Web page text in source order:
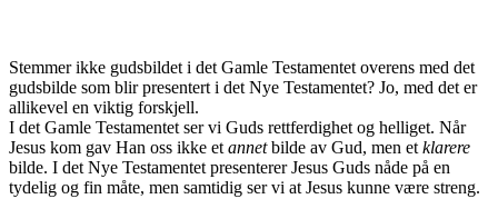
Stemmer ikke gudsbildet i det Gamle Testamentet overens med det
gudsbilde som blir presentert i det Nye Testamentet? Jo, med det er
allikevel en viktig forskjell.
I det Gamle Testamentet ser vi Guds rettferdighet og helliget. Når
Jesus kom gav Han oss ikke et annetbilde av Gud, men et klarere
bilde. I det Nye Testamentet presenterer Jesus Guds nåde på en
tydelig og fin måte, men samtidig ser vi at Jesus kunne være streng.